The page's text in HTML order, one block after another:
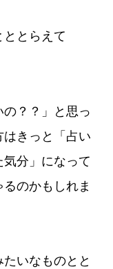
とらえて
？？」と思っ
きっと「占い
分」になって
のかもしれま
いなものとと